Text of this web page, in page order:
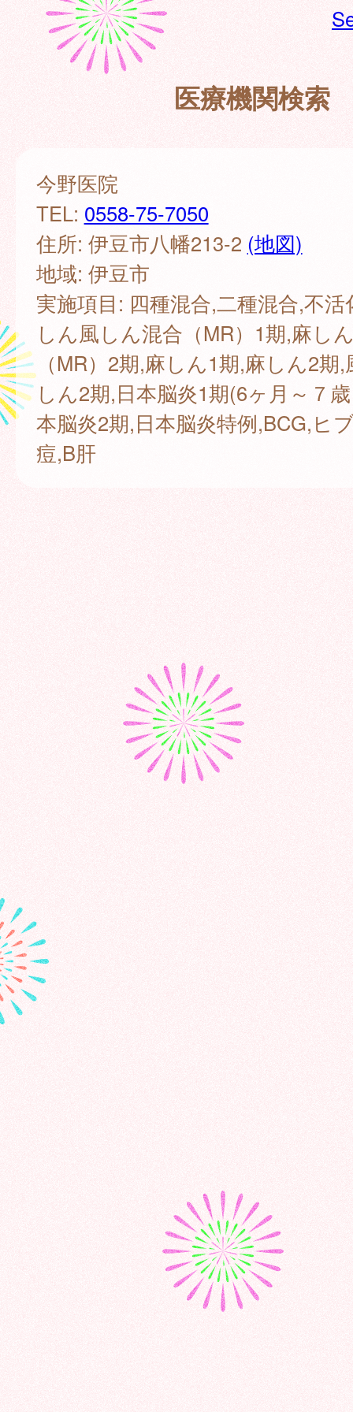
医療機関検索
今野医院
TEL: 0558-75-7050
住所: 伊豆市八幡213-2 (地図)
地域: 伊豆市
実施項目: 四種混合,二種混合,不
しん風しん混合（MR）1期,麻し
（MR）2期,麻しん1期,麻しん2期
しん2期,日本脳炎1期(6ヶ月～７
本脳炎2期,日本脳炎特例,BCG,ヒ
痘,B肝